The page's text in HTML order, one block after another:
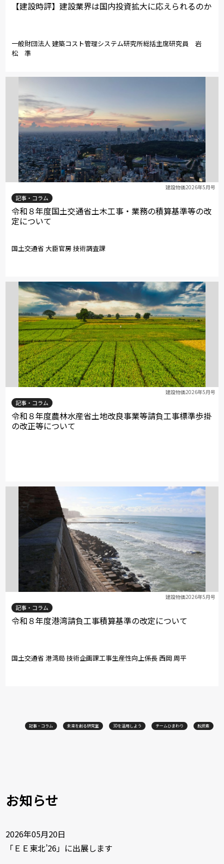
【建設時評】建設業界は国内投資拡大に応えられるのか
一般財団法人 建築コスト管理システム研究所総括主席研究員 岩
松 準
建設物価2026年5月号
記事・コラム
令和８年度国土交通省土木工事・業務の積算基準等の改
定について
国土交通省 大臣官房 技術調査課
建設物価2026年5月号
記事・コラム
令和８年度農林水産省土地改良事業等請負工事標準歩掛
の改正等について
建設物価2026年5月号
記事・コラム
令和８年度港湾請負工事積算基準の改定について
国土交通省 港湾局 技術企画課工事生産性向上係長 西岡 周平
記事・コラム 未来を創る研究室 3Dを活用しよう チームひまわり 脱炭素
お知らせ
2026年05月20日
「ＥＥ東北’26」に出展します